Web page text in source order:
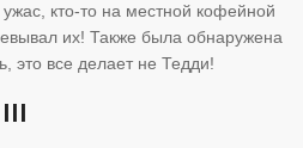
кто-то на местной кофейной
их! Также была обнаружена
это все делает не Тедди!